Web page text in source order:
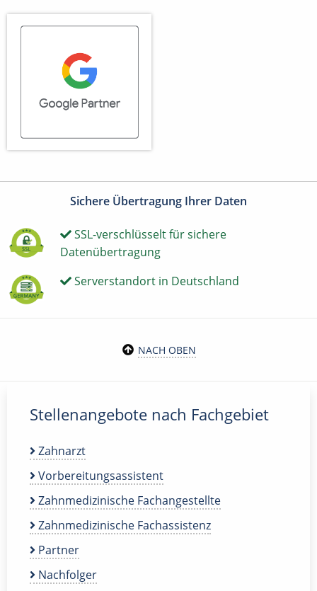
Sichere Übertragung Ihrer Daten
SSL-verschlüsselt für sichere
Datenübertragung
Serverstandort in Deutschland
NACH OBEN
Stellenangebote nach Fachgebiet
Zahnarzt
Vorbereitungsassistent
Zahnmedizinische Fachangestellte
Zahnmedizinische Fachassistenz
Partner
Nachfolger